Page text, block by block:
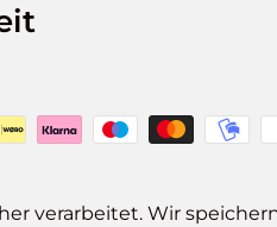
verarbeitet. Wir